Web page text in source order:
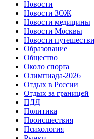
Новости
Новости ЗОЖ
Новости медицины
Новости Москвы
Новости
Образование
Общество
Около спорта
Олимпиада-2026
Отдых в России
Отдых за границей
ПДД
Политика
Происшествия
Психология